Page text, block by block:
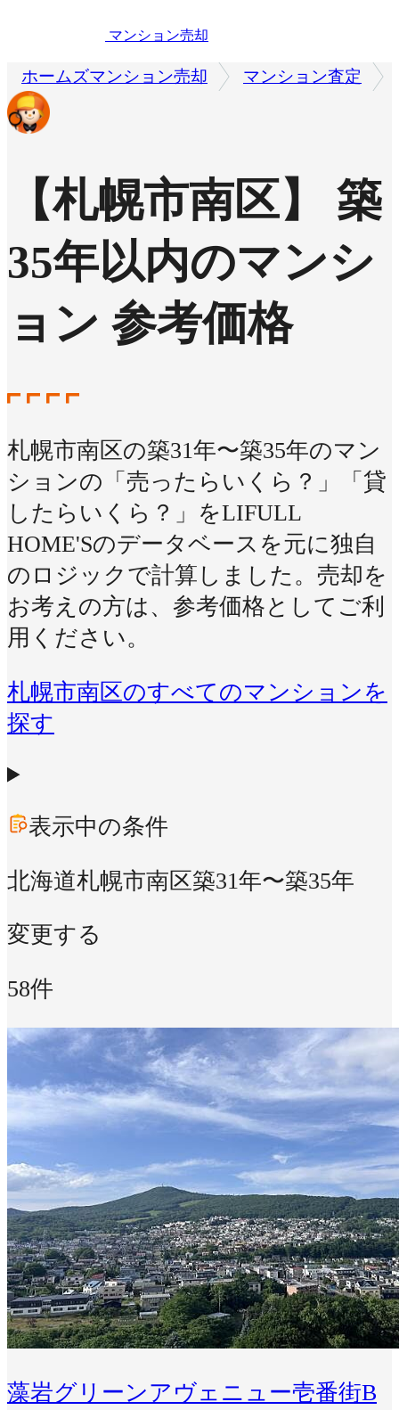
マンション売却
ホームズマンション売却 マンション査定
【札幌市南区】 築
35年以内のマンシ
ョン 参考価格
札幌市南区の築31年〜築35年のマン
ションの「売ったらいくら？」「貸
したらいくら？」をLIFULL
HOME'Sのデータベースを元に独自
のロジックで計算しました。売却を
お考えの方は、参考価格としてご利
用ください。
札幌市南区のすべてのマンションを
探す
表示中の条件
北海道札幌市南区築31年〜築35年
変更する
58件
藻岩グリーンアヴェニュー壱番街B